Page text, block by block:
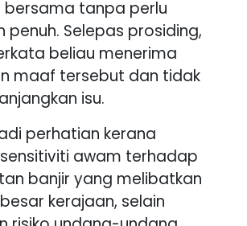
bersama tanpa perlu
Selepas prosiding,
beliau menerima
maaf tersebut dan tidak
isu.
perhatian kerana
awam terhadap
banjir yang melibatkan
kerajaan, selain